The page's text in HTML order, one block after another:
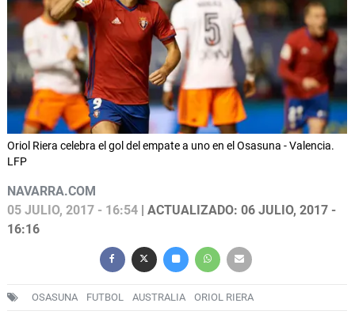
Oriol Riera celebra el gol del empate a uno en el Osasuna - Valencia.
LFP
NAVARRA.COM
05 JULIO, 2017 - 16:54 | ACTUALIZADO: 06 JULIO, 2017 -
16:16
OSASUNA FUTBOL AUSTRALIA ORIOL RIERA